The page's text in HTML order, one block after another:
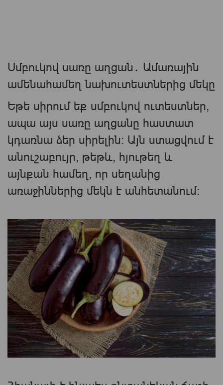
Սմբուկով սառը աղցան․ Ամառային
ամենահամեղ նախուտեստներից մեկը
Եթե սիրում եք սմբուկով ուտեստներ,
ապա այս սառը աղցանը հաստատ
կդառնա ձեր սիրելին։ Այն ստացվում է
անուշաբույր, թեթև, հյութեղ և
այնքան համեղ, որ սեղանից
առաջիններից մեկն է անհետանում։